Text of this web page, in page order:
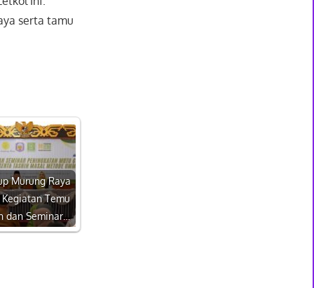
serta tamu
Murung Raya
Temu
dan Seminar…